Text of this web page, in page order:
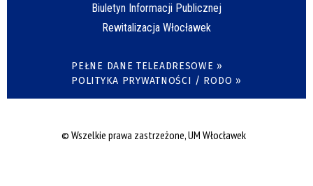
Biuletyn Informacji Publicznej
Rewitalizacja Włocławek
PEŁNE DANE TELEADRESOWE »
POLITYKA PRYWATNOŚCI / RODO »
© Wszelkie prawa zastrzeżone, UM Włocławek